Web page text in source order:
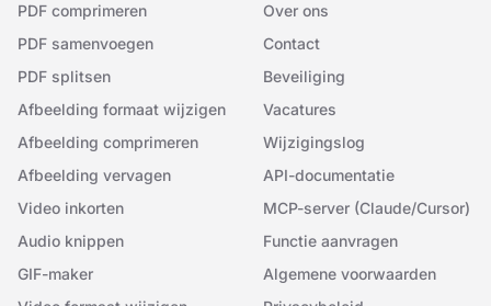
PDF comprimeren
PDF samenvoegen
PDF splitsen
Afbeelding formaat wijzigen
Afbeelding comprimeren
Afbeelding vervagen
Video inkorten
Audio knippen
GIF-maker
Over ons
Contact
Beveiliging
Vacatures
Wijzigingslog
API-documentatie
MCP-server (Claude/Cursor)
Functie aanvragen
Algemene voorwaarden